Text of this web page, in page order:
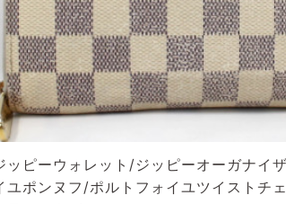
ッピーウォレット/ジッピーオーガナイ
ユポンヌフ/ポルトフォイユツイストチ